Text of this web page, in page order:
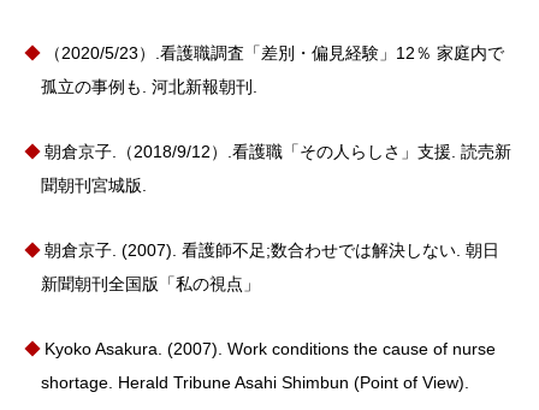
（2020/5/23）.看護職調査「差別・偏見経験」12％ 家庭内で
孤立の事例も. 河北新報朝刊.
朝倉京子.（2018/9/12）.看護職「その人らしさ」支援. 読売新
聞朝刊宮城版.
朝倉京子. (2007). 看護師不足;数合わせでは解決しない. 朝日
新聞朝刊全国版「私の視点」
Kyoko Asakura. (2007). Work conditions the cause of nurse
shortage. Herald Tribune Asahi Shimbun (Point of View).